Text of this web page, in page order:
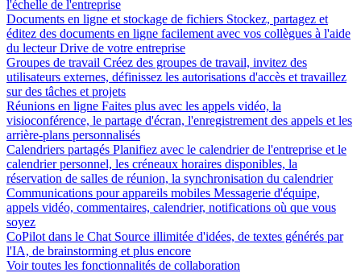
l'échelle de l'entreprise
Documents en ligne et stockage de fichiers Stockez, partagez et
éditez des documents en ligne facilement avec vos collègues à l'aide
du lecteur Drive de votre entreprise
Groupes de travail Créez des groupes de travail, invitez des
utilisateurs externes, définissez les autorisations d'accès et travaillez
sur des tâches et projets
Réunions en ligne Faites plus avec les appels vidéo, la
visioconférence, le partage d'écran, l'enregistrement des appels et les
arrière-plans personnalisés
Calendriers partagés Planifiez avec le calendrier de l'entreprise et le
calendrier personnel, les créneaux horaires disponibles, la
réservation de salles de réunion, la synchronisation du calendrier
Communications pour appareils mobiles Messagerie d'équipe,
appels vidéo, commentaires, calendrier, notifications où que vous
soyez
CoPilot dans le Chat Source illimitée d'idées, de textes générés par
l'IA, de brainstorming et plus encore
Voir toutes les fonctionnalités de collaboration